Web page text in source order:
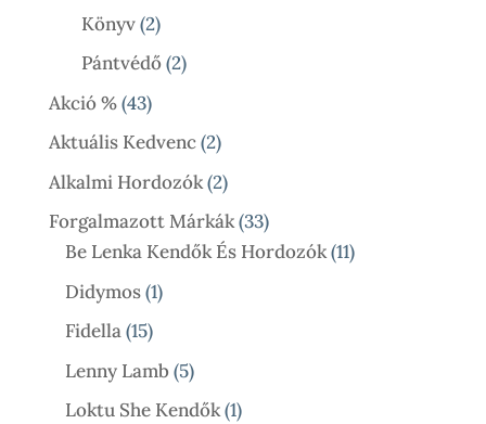
Könyv 22
Termék
Pántvédő 22
Akció % 4343
Termék
Aktuális Kedvenc 22
Termék
Alkalmi Hordozók 22
Termék
Forgalmazott Márkák 3333
Termék
Be Lenka Kendők És Hordozók 1111
Didymos 11
Fidella 1515
Termék
Lenny Lamb 55
Termék
Loktu She Kendők 11